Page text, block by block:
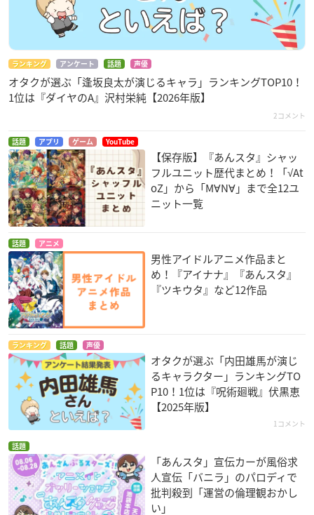
ランキング アンケート 話題 声優
オタクが選ぶ「逢坂良太が演じるキャラ」ランキングTOP10！
1位は『ダイヤのA』沢村栄純【2026年版】
2コメント
話題 アプリ ゲーム YouTube
【保存版】『あんスタ』シャッ
フルユニット歴代まとめ！「√At
oZ」から「M∀N∀」まで全12ユ
ニット一覧
話題 アニメ
男性アイドルアニメ作品まと
め！『アイナナ』『あんスタ』
『ツキウタ』など12作品
ランキング 話題 声優
オタクが選ぶ「内田雄馬が演じ
るキャラクター」ランキングTO
P10！1位は『呪術廻戦』伏黒恵
【2025年版】
1コメント
話題
「あんスタ」宣伝カーが風俗求
人宣伝「バニラ」のパロディで
批判殺到「運営の倫理観おかし
い」